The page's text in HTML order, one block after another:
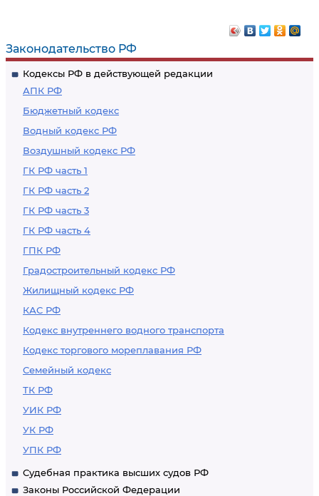
Законодательство РФ
Кодексы РФ в действующей редакции
АПК РФ
Бюджетный кодекс
Водный кодекс РФ
Воздушный кодекс РФ
ГК РФ часть 1
ГК РФ часть 2
ГК РФ часть 3
ГК РФ часть 4
ГПК РФ
Градостроительный кодекс РФ
Жилищный кодекс РФ
КАС РФ
Кодекс внутреннего водного транспорта
Кодекс торгового мореплавания РФ
Семейный кодекс
ТК РФ
УИК РФ
УК РФ
УПК РФ
Судебная практика высших судов РФ
Законы Российской Федерации